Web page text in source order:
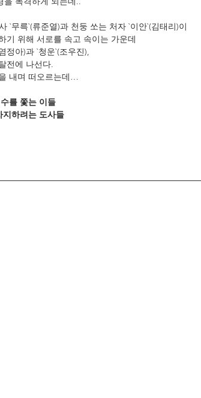
`무륵`(류준열)과 천둥 쏘는 처자 `이안`(김태리)이
기 위해 서로를 속고 속이는 가운데
정아)과 `청운`(조우진),
전에 나선다.
내며 떠오르는데…
를 쫓는 이들
지하려는 도사들